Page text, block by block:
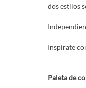
dos estilos
Inspírate
Paleta de